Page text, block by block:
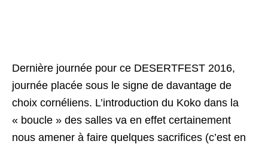
Dernière journée pour ce DESERTFEST 2016,
journée placée sous le signe de davantage de
choix cornéliens. L’introduction du Koko dans la
« boucle » des salles va en effet certainement
nous amener à faire quelques sacrifices (c’est en